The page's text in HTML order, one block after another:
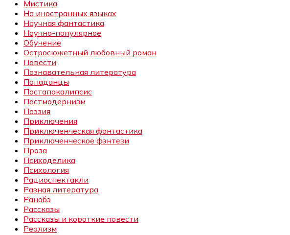
Мистика
На иностранных языках
Научная фантастика
Научно-популярное
Обучение
Остросюжетный любовный роман
Повести
Познавательная литература
Попаданцы
Постапокалипсис
Постмодернизм
Поэзия
Приключения
Приключенческая фантастика
Приключенческое фэнтези
Проза
Психоделика
Психология
Радиоспектакли
Разная литература
Ранобэ
Рассказы
Рассказы и короткие повести
Реализм